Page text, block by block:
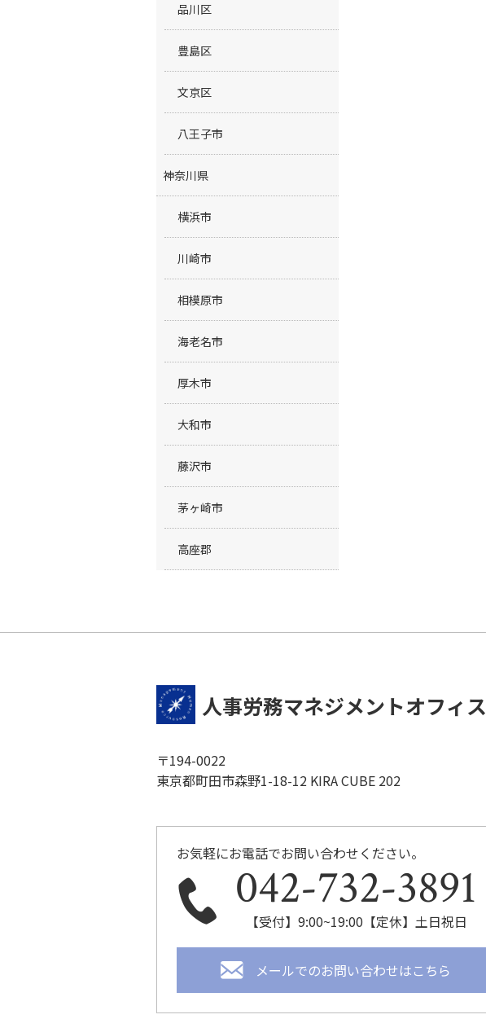
品川区
豊島区
文京区
八王子市
神奈川県
横浜市
川崎市
相模原市
海老名市
厚木市
大和市
藤沢市
茅ヶ崎市
高座郡
人事労務マネジメントオフィス
〒194-0022
東京都町田市森野1-18-12 KIRA CUBE 202
お気軽にお電話でお問い合わせください。
042-732-3891
【受付】9:00~19:00【定休】土日祝日
メールでのお問い合わせはこちら